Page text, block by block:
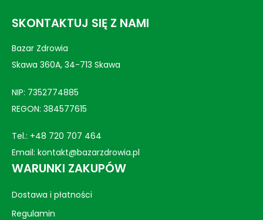
SKONTAKTUJ SIĘ Z NAMI
Bazar Zdrowia
Skawa 360A, 34-713 Skawa
NIP: 7352774885
REGON: 384577615
Tel.: +48 720 707 464
Email: kontakt@bazarzdrowia.pl
WARUNKI ZAKUPÓW
Dostawa i płatności
Regulamin